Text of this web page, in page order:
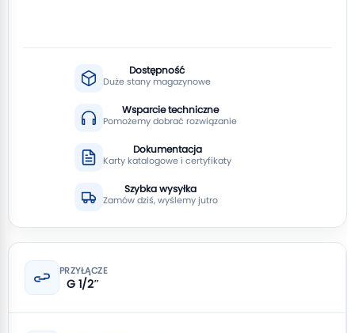
Dostępność
Duże stany magazynowe
Wsparcie techniczne
Pomożemy dobrać rozwiązanie
Dokumentacja
Karty katalogowe i certyfikaty
Szybka wysyłka
Zamów dziś, wyślemy jutro
PRZYŁĄCZE
G 1/2″